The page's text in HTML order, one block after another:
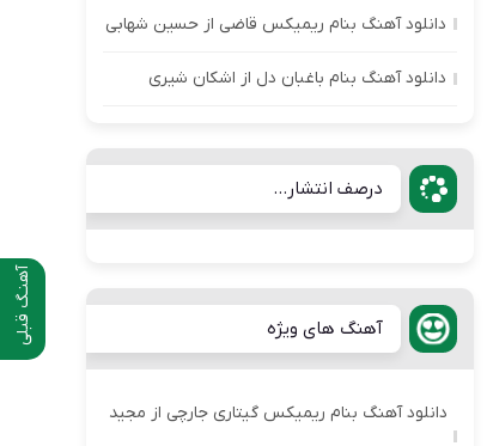
آهنـگ قبلی
دانلود آهنگ بنام ریمیکس قاضی از حسین شهابی
دانلود آهنگ بنام باغبان دل از اشکان شیری
درصف انتشار...
آهنگ های ویژه
دانلود آهنگ بنام ریمیکس گیتاری جارچی از مجید